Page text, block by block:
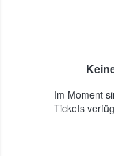
Im Moment
Tickets